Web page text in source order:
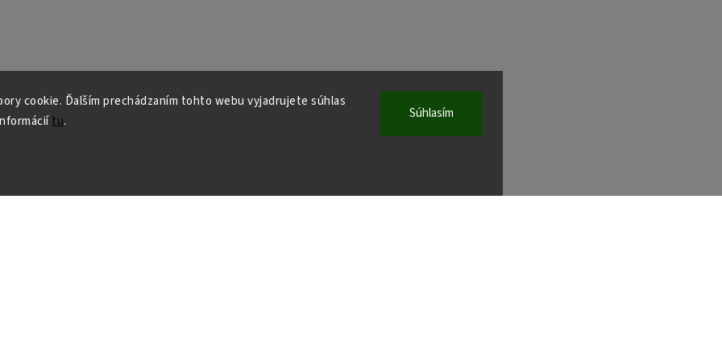
cookie. Ďalším prechádzaním tohto webu vyjadrujete súhlas
tu. Súhlasím